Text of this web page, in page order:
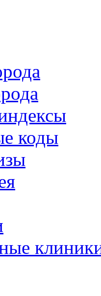
коды